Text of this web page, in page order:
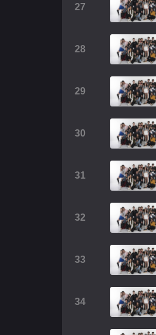
27
28
29
30
31
32
33
34